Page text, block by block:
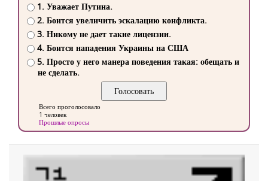
1. Уважает Путина.
2. Боится увеличить эскалацию конфликта.
3. Никому не дает такие лицензии.
4. Боится нападения Украины на США
5. Просто у него манера поведения такая: обещать и
не сделать.
Всего проголосовало
1 человек
Прошлые опросы